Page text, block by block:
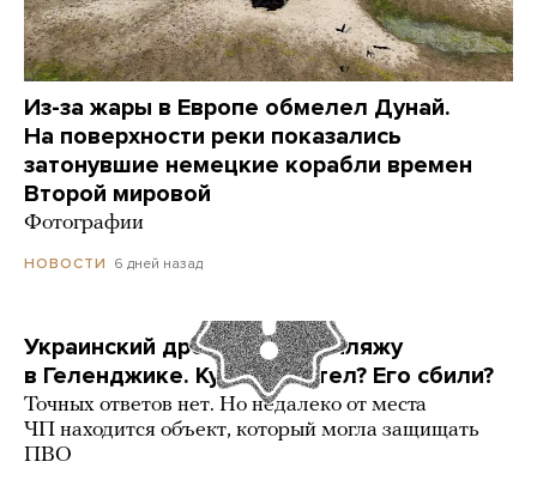
Из-за жары в Европе обмелел Дунай.
На поверхности реки показались
затонувшие немецкие корабли времен
Второй мировой
Фотографии
НОВОСТИ 6 дней назад
Украинский дрон попал по пляжу
в Геленджике. Куда он летел? Его сбили?
Точных ответов нет. Но недалеко от места
ЧП находится объект, который могла защищать
ПВО